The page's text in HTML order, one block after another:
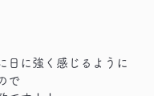
日に強く感じるように
で